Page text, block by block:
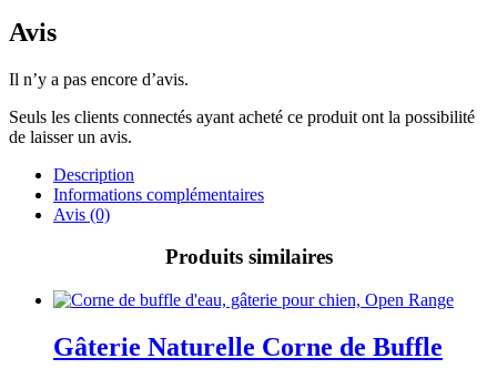
Avis
Il n’y a pas encore d’avis.
Seuls les clients connectés ayant acheté ce produit ont la possibilité
de laisser un avis.
Description
Informations complémentaires
Avis (0)
Produits similaires
Gâterie Naturelle Corne de Buffle